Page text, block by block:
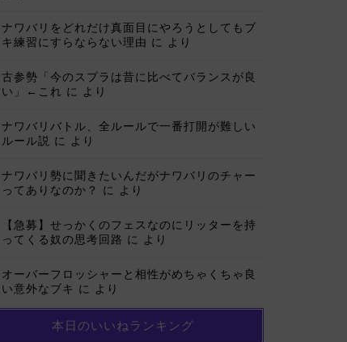
ナワバリをどれだけ真面目にやろうとしてもブ
キ練習にすらならない理由 に より
古参勢「今のスプラは昔に比べてバランスが良
い」←これ に より
ナワバリバトル、全ルールで一番打開が難しい
ルール説 に より
ナワバリ勢に聞きたいんだがナワバリのチャー
ってありなのか？
に より
【急募】せっかくのフェスなのにリッターを持
ってくる奴の思考回路 に より
オーバーフロッシャーと相性がめちゃくちゃ良
い意外なブキ に より
本日のいいねランキング